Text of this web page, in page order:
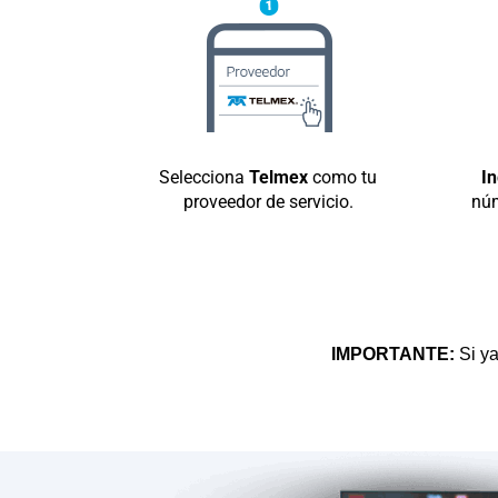
Selecciona Telmex como tu
proveedor de servicio.
IMPORTANTE: Si